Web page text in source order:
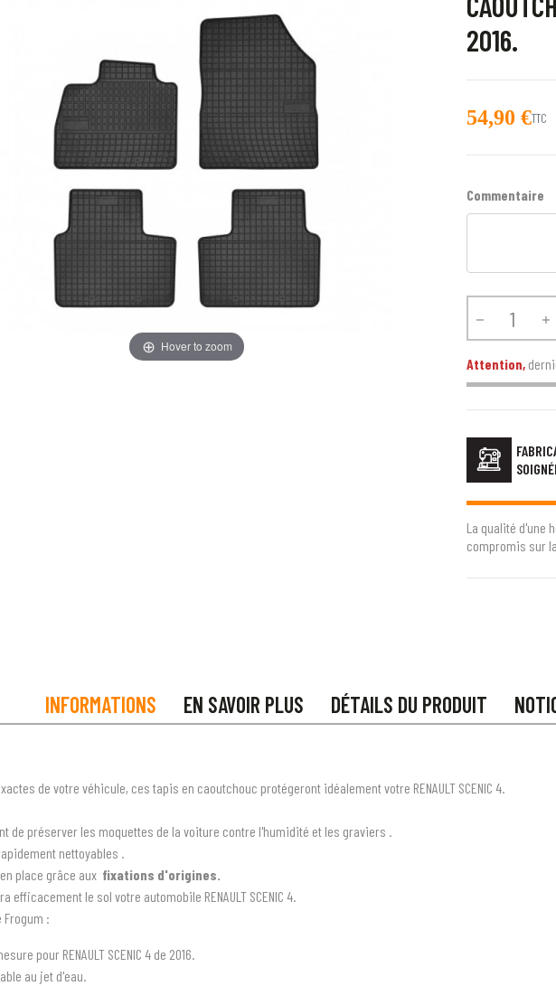
Hover to zoom
2016.
54,90 €TTC
Commentaire
 
Attention,
La qualité d'une
compromis sur
INFORMATIONS EN SAVOIR PLUS DÉTAILS DU PRODUIT
de votre véhicule, ces tapis en caoutchouc protégeront idéalement votre RENAULT SCENIC 4.
de préserver les moquettes de la voiture contre l'humidité et les graviers .
nettoyables .
place grâce aux fixations d'origines.
efficacement le sol votre automobile RENAULT SCENIC 4.
:
pour RENAULT SCENIC 4 de 2016.
au jet d'eau.